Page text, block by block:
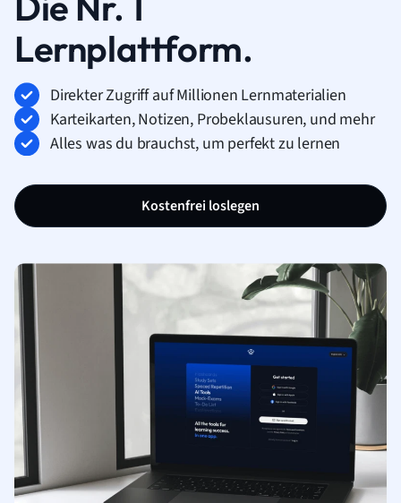
Lernplattform.
Direkter Zugriff auf Millionen Lernmaterialien
Karteikarten, Notizen, Probeklausuren, und mehr
Alles was du brauchst, um perfekt zu lernen
Kostenfrei loslegen